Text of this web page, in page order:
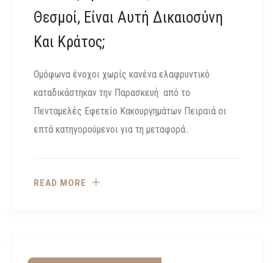
Θεσμοί, Είναι Αυτή Δικαιοσύνη
Και Κράτος;
Ομόφωνα ένοχοι χωρίς κανένα ελαφρυντικό
καταδικάστηκαν την Παρασκευή από το
Πενταμελές Εφετείο Κακουργημάτων Πειραιά οι
επτά κατηγορούμενοι για τη μεταφορά..
READ MORE